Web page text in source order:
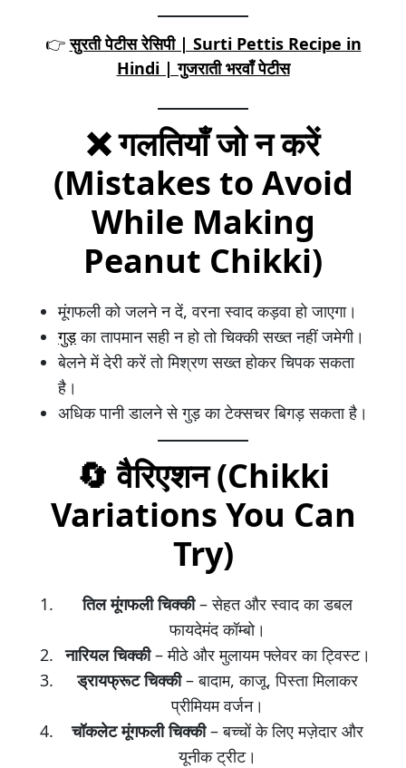
👉सुरती पेटीस रेसिपी | Surti Pettis Recipe in
Hindi | गुजराती भरवाँ पेटीस
❌गलतियाँ जो न करें
(Mistakes to Avoid
While Making
Peanut Chikki)
मूंगफली को जलने न दें, वरना स्वाद कड़वा हो जाएगा।
गुड़का तापमान सही न हो तो चिक्की सख्त नहीं जमेगी।
बेलने में देरी करें तो मिश्रण सख्त होकर चिपक सकता
है।
अधिक पानी डालने से गुड़ का टेक्सचर बिगड़ सकता है।
🔄वैरिएशन (Chikki
Variations You Can
Try)
तिल मूंगफली चिक्की– सेहत और स्वाद का डबल
फायदेमंद कॉम्बो।
नारियल चिक्की– मीठे और मुलायम फ्लेवर का ट्विस्ट।
ड्रायफ्रूट चिक्की– बादाम, काजू, पिस्ता मिलाकर
प्रीमियम वर्जन।
चॉकलेट मूंगफली चिक्की– बच्चों के लिए मज़ेदार और
यूनीक ट्रीट।